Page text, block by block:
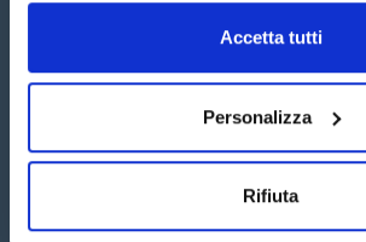
Accetta tutti
Personalizza
Rifiuta
Seguici: